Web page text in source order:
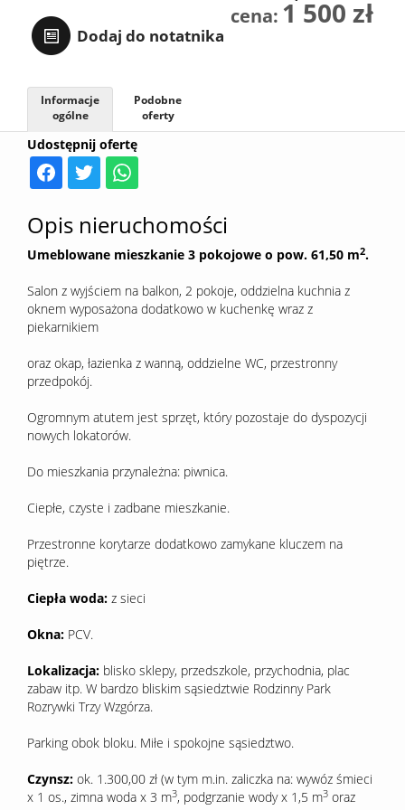
Sprzedaj
cena: 1 500 zł
Dodaj do notatnika
Udostępnij ofertę
Informacje
ogólne
Podobne
oferty
Opis nieruchomości
Umeblowane mieszkanie 3 pokojowe o pow. 61,50 m2.
Salon z wyjściem na balkon, 2 pokoje, oddzielna kuchnia z
oknem wyposażona dodatkowo w kuchenkę wraz z
piekarnikiem
oraz okap, łazienka z wanną, oddzielne WC, przestronny
przedpokój.
Ogromnym atutem jest sprzęt, który pozostaje do dyspozycji
nowych lokatorów.
Do mieszkania przynależna: piwnica.
Ciepłe, czyste i zadbane mieszkanie.
Przestronne korytarze dodatkowo zamykane kluczem na
piętrze.
Ciepła woda: z sieci
Okna: PCV.
Lokalizacja: blisko sklepy, przedszkole, przychodnia, plac
zabaw itp. W bardzo bliskim sąsiedztwie Rodzinny Park
Rozrywki Trzy Wzgórza.
Parking obok bloku. Miłe i spokojne sąsiedztwo.
Czynsz: ok. 1.300,00 zł (w tym m.in. zaliczka na: wywóz śmieci
x 1 os., zimna woda x 3 m3, podgrzanie wody x 1,5 m3 oraz